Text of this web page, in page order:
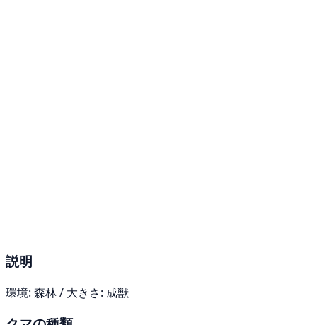
説明
環境: 森林 / 大きさ: 成獣